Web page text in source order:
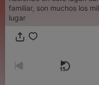
familiar, son muchos los
lugar